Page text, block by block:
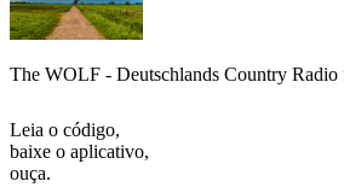
The WOLF - Deutschlands Country Radio
Leia o código,
baixe o aplicativo,
ouça.